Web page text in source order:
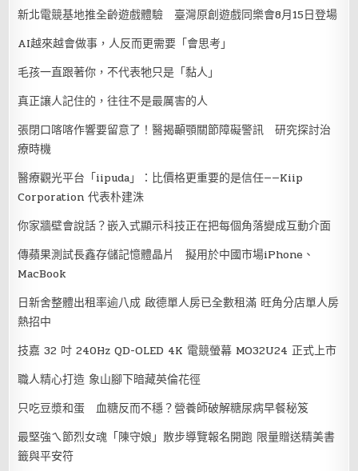
新北電競基地推全齡遊戲體驗 臺灣原創遊戲同樂會8月15日登場
AI越來越會做事，人反而更需要「會思考」
毛孩一直跟著你，不代表牠只是「黏人」
真正讓人記住的，往往不是最厲害的人
張閉口喀喀作響要留意了！醫揭顳顎關節障礙警訊 研究探討治
療時機
醫療觀光平台「iipuda」：比價格更重要的是信任——Kiip
Corporation 代表朴建洙
你家牆壁會說話？嵌入式顯示科技正在把每個角落變成互動介面
傳蘋果測試長鑫存儲記憶體晶片 擬用於中國市場iPhone、
MacBook
日新舍整體出租率逾八成 啟德單人房已全數租滿 旺角分店單人房
熱招中
技嘉 32 吋 240Hz QD-OLED 4K 電競螢幕 MO32U24 正式上市
職人精心打造 象山腳下暗藏英倫花徑
只吃豆漿和蛋 血糖反而不穩？營養師破解糖尿病早餐秘笈
最堅強ㄟ節烈女魂「陳守娘」散步導覽報名開跑 限量贈送精美書
籤與平安符